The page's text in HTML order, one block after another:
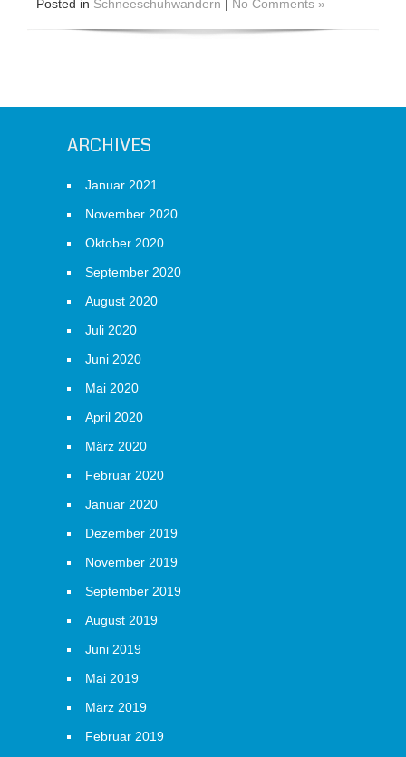
Posted in Schneeschuhwandern No Comments »
ARCHIVES
Januar 2021
November 2020
Oktober 2020
September 2020
August 2020
Juli 2020
Juni 2020
Mai 2020
April 2020
März 2020
Februar 2020
Januar 2020
Dezember 2019
November 2019
September 2019
August 2019
Juni 2019
Mai 2019
März 2019
Februar 2019